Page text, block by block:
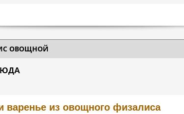
ОВОЩНОЙ
варенье из овощного физалиса